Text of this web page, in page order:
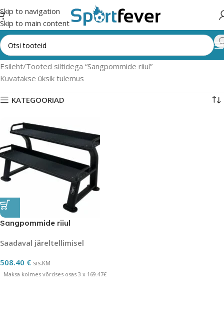
Skip to navigation
Skip to main content
Esileht Tooted siltidega “Sangpommide riiul”
Kuvatakse üksik tulemus
KATEGOORIAD
Sangpommide riiul
Saadaval järeltellimisel
508.40 € sis.KM
Maksa kolmes võrdses osas 3 x 169.47€